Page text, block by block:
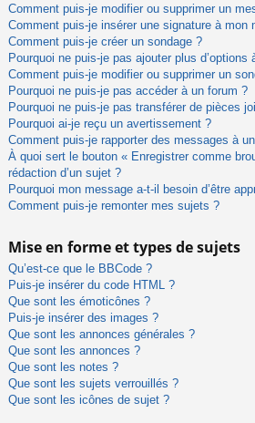
Comment puis-je modifier ou supprimer un
Comment puis-je insérer une signature à mon
Comment puis-je créer un sondage ?
Pourquoi ne puis-je pas ajouter plus d’options
Comment puis-je modifier ou supprimer un
Pourquoi ne puis-je pas accéder à un forum ?
Pourquoi ne puis-je pas transférer de pièces
Pourquoi ai-je reçu un avertissement ?
Comment puis-je rapporter des messages à
À quoi sert le bouton « Enregistrer comme
rédaction d’un sujet ?
Pourquoi mon message a-t-il besoin d’être
Comment puis-je remonter mes sujets ?
Mise en forme et types de sujets
Qu’est-ce que le BBCode ?
Puis-je insérer du code HTML ?
Que sont les émoticônes ?
Puis-je insérer des images ?
Que sont les annonces générales ?
Que sont les annonces ?
Que sont les notes ?
Que sont les sujets verrouillés ?
Que sont les icônes de sujet ?